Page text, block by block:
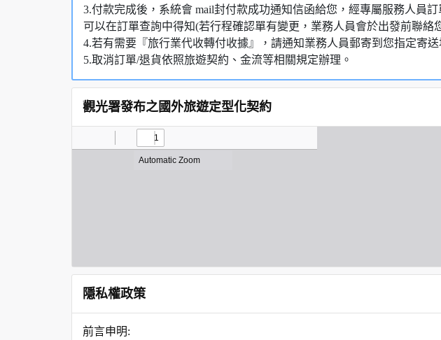
3.付款完成後，系統會 mail封付款成功通知信函給您，經專屬服務人員
可以在訂單查詢中得知(若行程確認單有變更，業務人員會於出發前聯絡
4.若有需要『旅行業代收轉付收據』，請通知業務人員郵寄到您指定寄送
5.取消訂單/退貨依照旅遊契約、金流等相關規定辦理。
觀光署發布之國外旅遊定型化契約
隱私權政策
前言申明: